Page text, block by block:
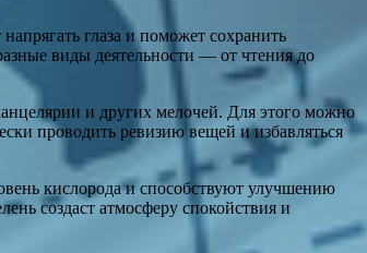
глаза и поможет сохранить
виды деятельности — от чтения до
и других мелочей. Для этого можно
проводить ревизию вещей и избавляться
кислорода и способствуют улучшению
создаст атмосферу спокойствия и